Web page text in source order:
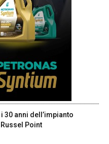
30 anni dell’impianto
Point